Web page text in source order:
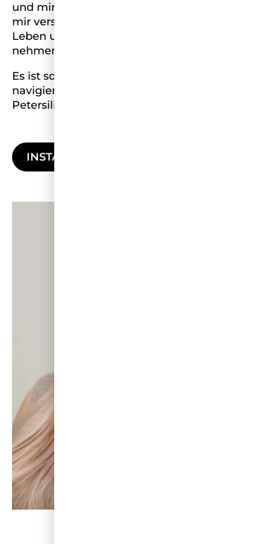
und mir bestätigen will, was die Gesellschaft
mir versucht einzureden, versuche ich das
Leben und mich nicht allzu ernst zu
nehmen.
Es ist so viel einfacher durch’s Leben zu
navigieren, wenn ich mir die Nörgler mit
Petersilie zwischen den Zähnen vorstelle.
INSTAGRAM